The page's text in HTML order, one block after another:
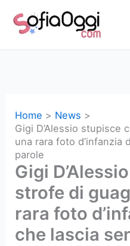
Home
News
Gigi D’Alessio stupisce
una rara foto d’infanzia
parole
Gigi
strofe di
rara foto
che lascia